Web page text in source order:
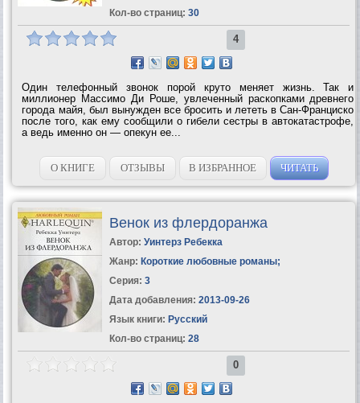
Кол-во страниц: 30
4
Один телефонный звонок порой круто меняет жизнь. Так и
миллионер Массимо Ди Роше, увлеченный раскопками древнего
города майя, был вынужден все бросить и лететь в Сан-Франциско
после того, как ему сообщили о гибели сестры в автокатастрофе,
а ведь именно он — опекун ее...
О КНИГЕ ОТЗЫВЫ В ИЗБРАННОЕ ЧИТАТЬ
Венок из флердоранжа
Автор: Уинтерз Ребекка
Жанр: Короткие любовные романы;
Серия: 3
Дата добавления: 2013-09-26
Язык книги: Русский
Кол-во страниц: 28
0